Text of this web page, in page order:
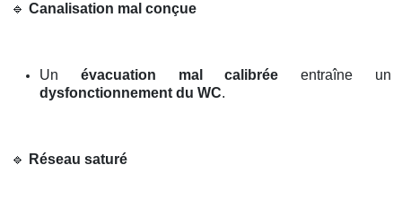
🔹 Canalisation mal conçue
Un évacuation mal calibrée entraîne un
dysfonctionnement du WC.
🔹 Réseau saturé